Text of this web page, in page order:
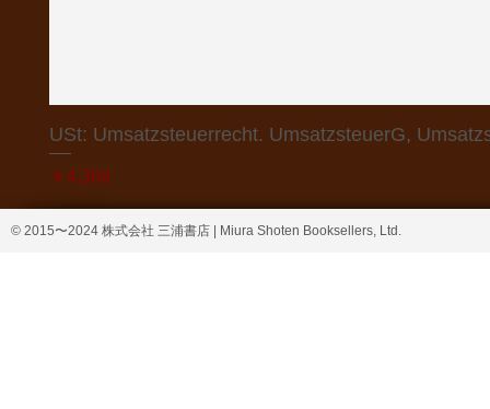
USt: Umsatzsteuerrecht. UmsatzsteuerG,
価格
￥4,368
© 2015〜2024 株式会社 三浦書店 | Miura Shoten Booksellers, Ltd.